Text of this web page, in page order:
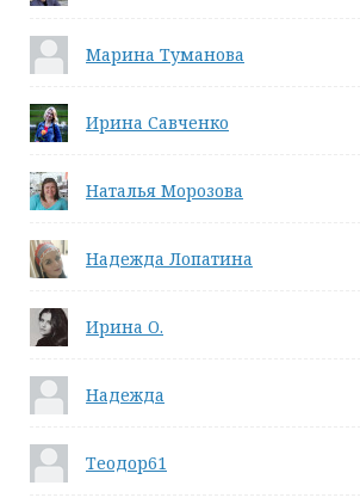
Марина Туманова
Ирина Савченко
Наталья Морозова
Надежда Лопатина
Ирина О.
Надежда
Теодор61